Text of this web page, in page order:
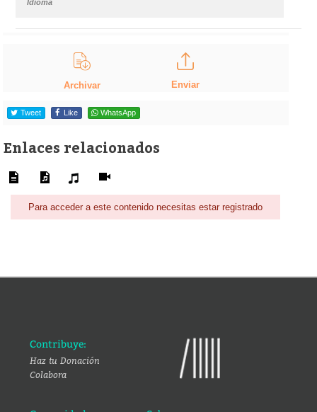
Idioma
Archivar Enviar
Tweet Like WhatsApp
Enlaces relacionados
Para acceder a este contenido necesitas estar registrado
Contribuye:
Haz tu Donación
Colabora